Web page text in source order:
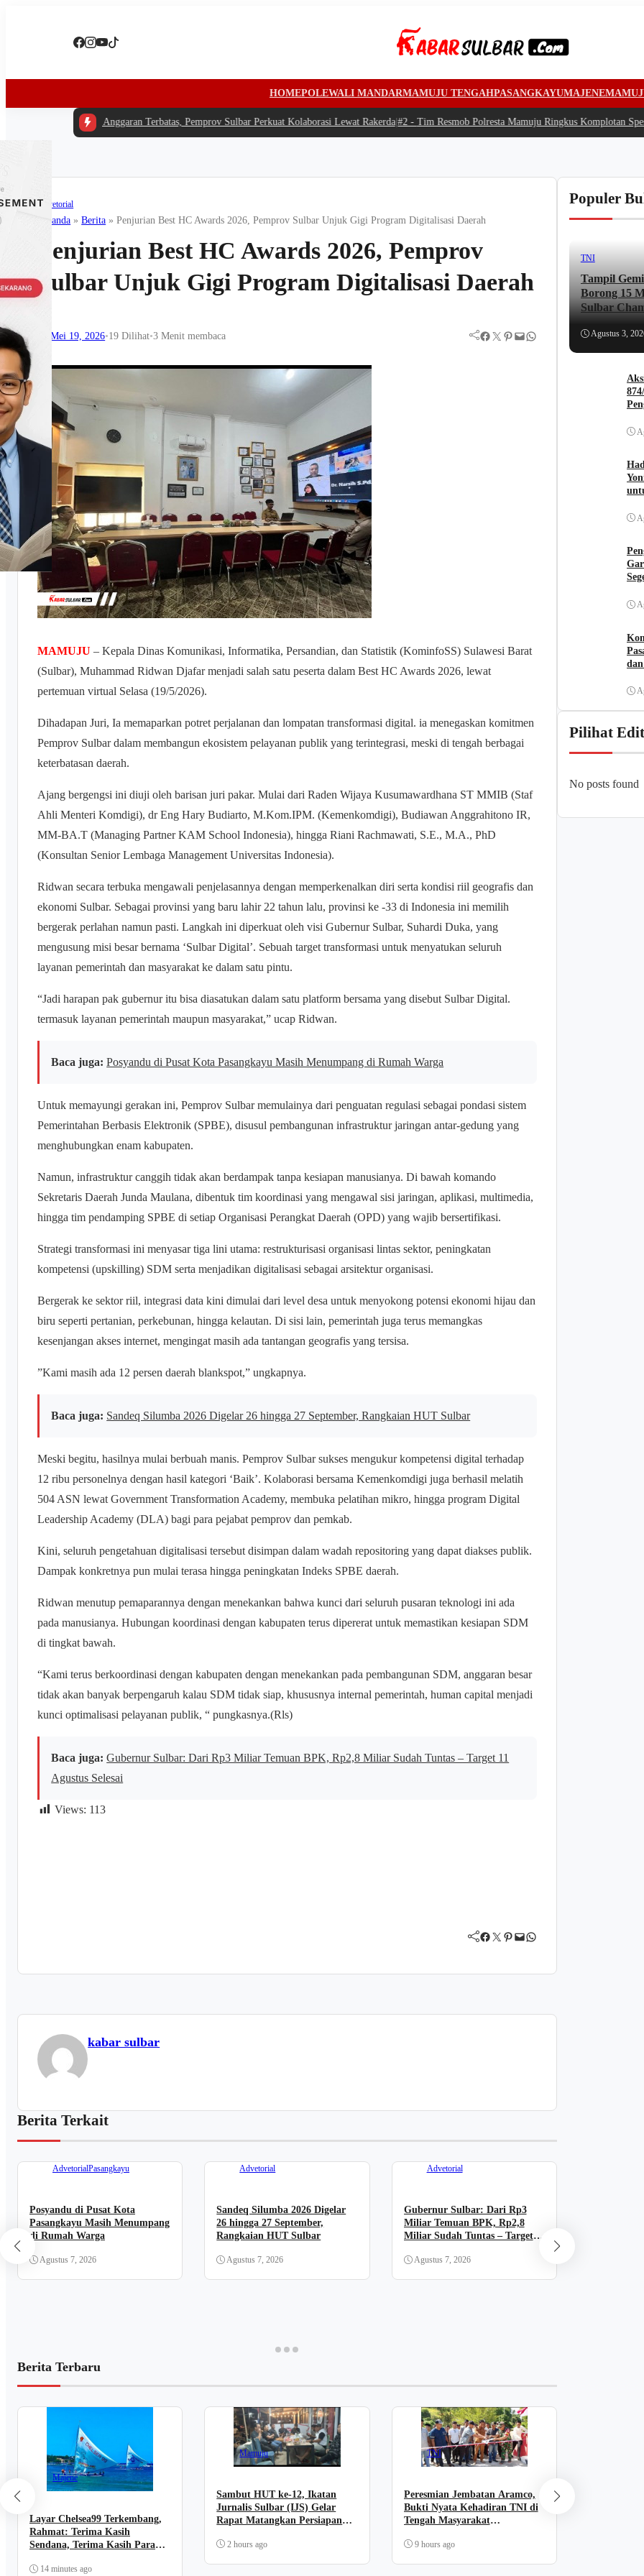
HOMEPOLEWALI MANDARMAMUJU TENGAHPASANGKAYUMAJENE
Di Tengah Anggaran Terbatas, Pemprov Sulbar Perkuat Kolaborasi Lewat Rakerda|#2 -Tim Resmob Polresta Mamuju Ringkus Komplotan
Advetorial
Beranda »Berita »Penjurian Best HC Awards 2026, Pemprov Sulbar Unjuk Gigi Program Digitalisasi Daerah
Penjurian Best HC Awards 2026, Pemprov
Sulbar Unjuk Gigi Program Digitalisasi Daerah
Mei 19, 2026•19Dilihat•3 Menit membaca Facebook Twitter Pinterest Mail WhatsApp
MAMUJU – Kepala Dinas Komunikasi, Informatika, Persandian, dan Statistik (KominfoSS) Sulawesi Barat
(Sulbar), Muhammad Ridwan Djafar menjadi salah satu peserta dalam Best HC Awards 2026, lewat
pertemuan virtual Selasa (19/5/2026).
Dihadapan Juri, Ia memaparkan potret perjalanan dan lompatan transformasi digital. ia menegaskan komitmen
Pemprov Sulbar dalam membangun ekosistem pelayanan publik yang terintegrasi, meski di tengah berbagai
keterbatasan daerah.
Ajang bergengsi ini diuji oleh barisan juri pakar. Mulai dari Raden Wijaya Kusumawardhana ST MMIB (Staf
Ahli Menteri Komdigi), dr Eng Hary Budiarto, M.Kom.IPM. (Kemenkomdigi), Budiawan Anggrahitono IR,
MM-BA.T (Managing Partner KAM School Indonesia), hingga Riani Rachmawati, S.E., M.A., PhD
(Konsultan Senior Lembaga Management Universitas Indonesia).
Ridwan secara terbuka mengawali penjelasannya dengan memperkenalkan diri serta kondisi riil geografis dan
ekonomi Sulbar. Sebagai provinsi yang baru lahir 22 tahun lalu, provinsi ke -33 di Indonesia ini memilih
bergerak perlahan namun pasti. Langkah ini diperkuat oleh visi Gubernur Sulbar, Suhardi Duka, yang
mengusung misi besar bernama ‘Sulbar Digital’. Sebuah target transformasi untuk menyatukan seluruh
layanan pemerintah dan masyarakat ke dalam satu pintu.
“Jadi harapan pak gubernur itu bisa diasatukan dalam satu platform bersama yang disebut Sulbar Digital.
termasuk layanan pemerintah maupun masyarakat,” ucap Ridwan.
Baca juga: Posyandu di Pusat Kota Pasangkayu Masih Menumpang di Rumah Warga
Untuk memayungi gerakan ini, Pemprov Sulbar memulainya dari penguatan regulasi sebagai pondasi sistem
Pemerintahan Berbasis Elektronik (SPBE), disusul pembangunan infrastruktur jaringan antar-gedung yang
menghubungkan enam kabupaten.
Namun, infrastruktur canggih tidak akan berdampak tanpa kesiapan manusianya. Di bawah komando
Sekretaris Daerah Junda Maulana, dibentuk tim koordinasi yang mengawal sisi jaringan, aplikasi, multimedia,
hingga tim pendamping SPBE di setiap Organisasi Perangkat Daerah (OPD) yang wajib bersertifikasi.
Strategi transformasi ini menyasar tiga lini utama: restrukturisasi organisasi lintas sektor, peningkatan
kompetensi (upskilling) SDM serta menjadikan digitalisasi sebagai arsitektur organisasi.
Bergerak ke sektor riil, integrasi data kini dimulai dari level desa untuk menyokong potensi ekonomi hijau dan
biru seperti pertanian, perkebunan, hingga kelautan. Di sisi lain, pemerintah juga terus memangkas
kesenjangan akses internet, mengingat masih ada tantangan geografis yang tersisa.
”Kami masih ada 12 persen daerah blankspot,” ungkapnya.
Baca juga: Sandeq Silumba 2026 Digelar 26 hingga 27 September, Rangkaian HUT Sulbar
Meski begitu, hasilnya mulai berbuah manis. Pemprov Sulbar sukses mengukur kompetensi digital terhadap
12 ribu personelnya dengan hasil kategori ‘Baik’. Kolaborasi bersama Kemenkomdigi juga berhasil melatih
504 ASN lewat Government Transformation Academy, membuka pelatihan mikro, hingga program Digital
Leadership Academy (DLA) bagi para pejabat pemprov dan pemkab.
Kini, seluruh pengetahuan digitalisasi tersebut disimpan dalam wadah repositoring yang dapat diakses publik.
Dampak konkretnya pun mulai terasa hingga peningkatan Indeks SPBE daerah.
Ridwan menutup pemaparannya dengan menekankan bahwa kunci dari seluruh pusaran teknologi ini ada
pada manusianya. Hubungan koordinasi dengan kabupaten terus dipererat untuk memastikan kesiapan SDM
di tingkat bawah.
“Kami terus berkoordinasi dengan kabupaten dengan menekankan pada pembangunan SDM, anggaran besar
tidak akan banyak berpengaruh kalau SDM tidak siap, khususnya internal pemerintah, human capital menjadi
kunci optimalisasi pelayanan publik, “ pungkasnya.(Rls)
Baca juga: Gubernur Sulbar: Dari Rp3 Miliar Temuan BPK, Rp2,8 Miliar Sudah Tuntas – Target 11
Agustus Selesai
Views: 113
Facebook Twitter Pinterest Mail WhatsApp
kabar sulbar
Berita Terkait
AdvetorialPasangkayu
Posyandu di Pusat Kota
Pasangkayu Masih Menumpang
di Rumah Warga
Agustus 7, 2026
Advetorial
Sandeq Silumba 2026 Digelar
26 hingga 27 September,
Rangkaian HUT Sulbar
Agustus 7, 2026
Advetorial
Gubernur Sulbar: Dari Rp3
Miliar Temuan BPK, Rp2,8
Miliar Sudah Tuntas – Target
Agustus 7, 2026
Berita Terbaru
Majene
Layar Chelsea99 Terkembang,
Rahmat: Terima Kasih
Sendana, Terima Kasih Para
14 minutes ago
Mamuju
Sambut HUT ke-12, Ikatan
Jurnalis Sulbar (IJS) Gelar
Rapat Matangkan Persiapan
2 hours ago
TNI
Peresmian Jembatan Aramco,
Bukti Nyata Kehadiran TNI di
Tengah Masyarakat
9 hours ago
Populer
TNI
Tampil
Borong 15
Sulbar
Agustus 3,
Pilihat
No posts found